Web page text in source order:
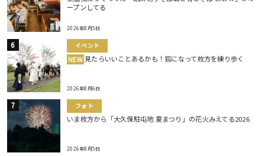
ープンしてる
2026年8月5日
イベント
NEW 見たらいいことあるかも！狐になって枚方を練り歩く
2026年8月6日
フォト
いま枚方から「大久保駐屯地 夏まつり」の花火みえてる2026
2026年8月5日